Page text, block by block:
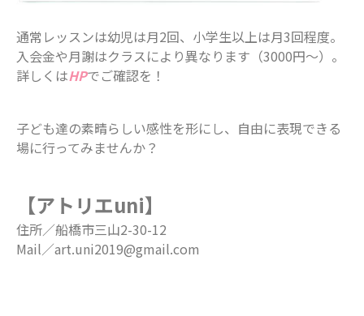
通常レッスンは幼児は月2回、小学生以上は月3回程度。
入会金や月謝はクラスにより異なります（3000円～）。
詳しくはHPでご確認を！
子ども達の素晴らしい感性を形にし、自由に表現できる
場に行ってみませんか？
【アトリエuni】
住所／船橋市三山2-30-12
Mail／art.uni2019@gmail.com